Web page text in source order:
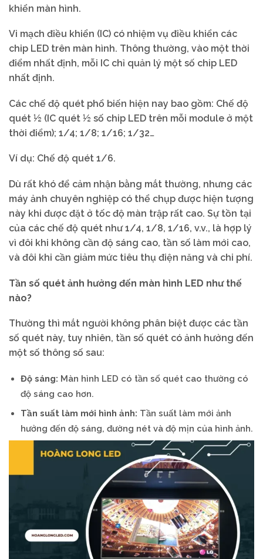
khiển màn hình.
Vi mạch điều khiển (IC) có nhiệm vụ điều khiển các
chip LED trên màn hình. Thông thường, vào một thời
điểm nhất định, mỗi IC chỉ quản lý một số chip LED
nhất định.
Các chế độ quét phổ biến hiện nay bao gồm: Chế độ
quét ½ (IC quét ½ số chip LED trên mỗi module ở một
thời điểm); 1/4; 1/8; 1/16; 1/32…
Ví dụ: Chế độ quét 1/6.
Dù rất khó để cảm nhận bằng mắt thường, nhưng các
máy ảnh chuyên nghiệp có thể chụp được hiện tượng
này khi được đặt ở tốc độ màn trập rất cao. Sự tồn tại
của các chế độ quét như 1/4, 1/8, 1/16, v.v., là hợp lý
vì đôi khi không cần độ sáng cao, tần số làm mới cao,
và đôi khi cần giảm mức tiêu thụ điện năng và chi phí.
Tần số quét ảnh hưởng đến màn hình LED như thế
nào?
Thường thì mắt người không phân biệt được các tần
số quét này, tuy nhiên, tần số quét có ảnh hưởng đến
một số thông số sau:
Độ sáng: Màn hình LED có tần số quét cao thường có
độ sáng cao hơn.
Tần suất làm mới hình ảnh: Tần suất làm mới ảnh
hưởng đến độ sáng, đường nét và độ mịn của hình ảnh.